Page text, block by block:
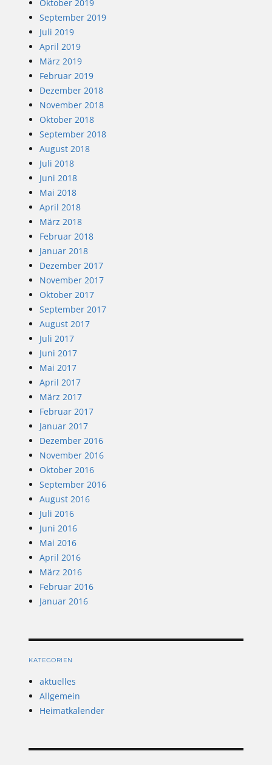
Oktober 2019
September 2019
Juli 2019
April 2019
März 2019
Februar 2019
Dezember 2018
November 2018
Oktober 2018
September 2018
August 2018
Juli 2018
Juni 2018
Mai 2018
April 2018
März 2018
Februar 2018
Januar 2018
Dezember 2017
November 2017
Oktober 2017
September 2017
August 2017
Juli 2017
Juni 2017
Mai 2017
April 2017
März 2017
Februar 2017
Januar 2017
Dezember 2016
November 2016
Oktober 2016
September 2016
August 2016
Juli 2016
Juni 2016
Mai 2016
April 2016
März 2016
Februar 2016
Januar 2016
KATEGORIEN
aktuelles
Allgemein
Heimatkalender